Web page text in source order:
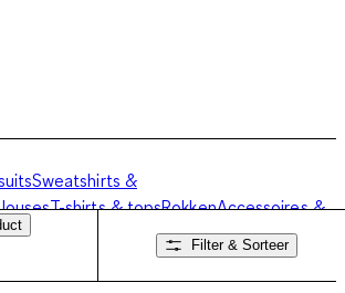
Sweatshirts &
T-shirts & topsRokkenAccessoires &
Filter & Sorteer